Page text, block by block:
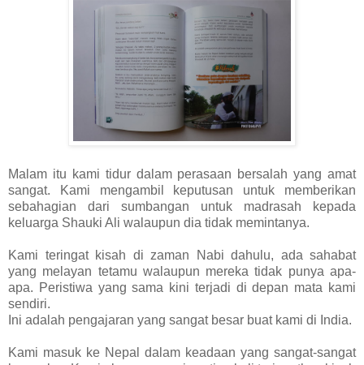
Malam itu kami tidur dalam perasaan bersalah yang amat
sangat. Kami mengambil keputusan untuk memberikan
sebahagian dari sumbangan untuk madrasah kepada
keluarga Shauki Ali walaupun dia tidak memintanya.
Kami teringat kisah di zaman Nabi dahulu, ada sahabat
yang melayan tetamu walaupun mereka tidak punya apa-
apa. Peristiwa yang sama kini terjadi di depan mata kami
sendiri.
Ini adalah pengajaran yang sangat besar buat kami di India.
Kami masuk ke Nepal dalam keadaan yang sangat-sangat